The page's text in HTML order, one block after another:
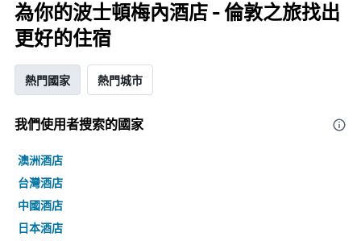
為你的波士頓梅內酒店 - 倫敦之旅找出
更好的住宿
熱門國家 熱門城市
我們使用者搜索的國家
澳洲酒店
台灣酒店
中國酒店
日本酒店